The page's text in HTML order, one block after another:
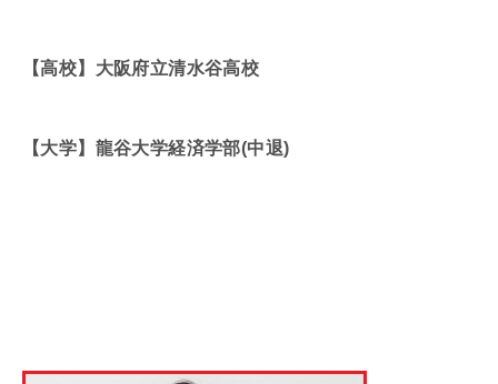
【高校】大阪府立清水谷高校
【大学】龍谷大学経済学部(中退)